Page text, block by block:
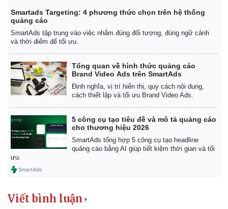
Smartads Targeting: 4 phương thức chọn trên hệ thống
quảng cáo
SmartAds tập trung vào việc nhắm đúng đối tượng, đúng ngữ cảnh
và thời điểm để tối ưu.
Tổng quan về hình thức quảng cáo
Brand Video Ads trên SmartAds
Định nghĩa, vị trí hiển thị, quy cách nội dung,
cách thiết lập và tối ưu Brand Video Ads.
5 công cụ tạo tiêu đề và mô tả quảng cáo
cho thương hiệu 2026
SmartAds tổng hợp 5 công cụ tạo headline
quảng cáo bằng AI giúp tiết kiệm thời gian và tối
ưu.
Viết bình luận